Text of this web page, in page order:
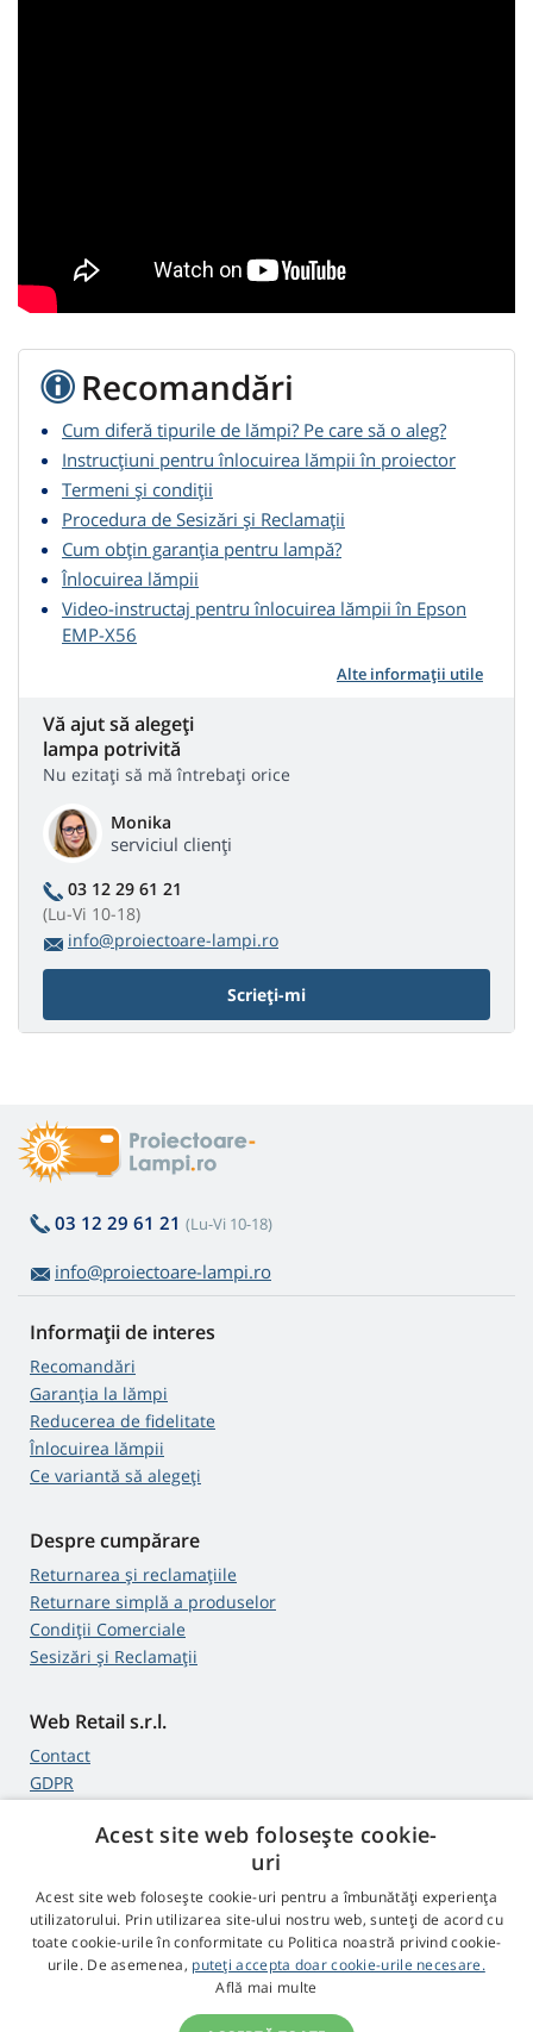
Recomandări
Cum diferă tipurile de lămpi? Pe care să o aleg?
Instrucțiuni pentru înlocuirea lămpii în proiector
Termeni și condiții
Procedura de Sesizări și Reclamații
Cum obțin garanția pentru lampă?
Înlocuirea lămpii
Video-instructaj pentru înlocuirea lămpii în Epson
EMP-X56
Alte informații utile
Vă ajut să alegeți
lampa potrivită
Nu ezitați să mă întrebați orice
Monika
serviciul clienți
03 12 29 61 21
(Lu-Vi 10-18)
info@proiectoare-lampi.ro
Scrieți-mi
03 12 29 61 21 (Lu-Vi 10-18)
info@proiectoare-lampi.ro
Informații de interes
Recomandări
Garanția la lămpi
Reducerea de fidelitate
Înlocuirea lămpii
Ce variantă să alegeţi
Despre cumpărare
Returnarea și reclamațiile
Returnare simplă a produselor
Condiții Comerciale
Sesizări și Reclamații
Web Retail s.r.l.
Contact
GDPR
4,9stele
545 recenzii Google
© 2009 - 2026 Proiectoare-Lampi.ro
Acest site web folosește cookie-
uri
Acest site web folosește cookie-uri pentru a îmbunătăți experiența
utilizatorului. Prin utilizarea site-ului nostru web, sunteți de acord cu
toate cookie-urile în conformitate cu Politica noastră privind cookie-
urile. De asemenea, puteți accepta doar cookie-urile necesare.
Află mai multe